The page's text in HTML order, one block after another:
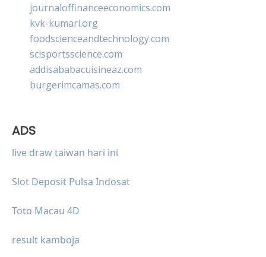
journaloffinanceeconomics.com
kvk-kumari.org
foodscienceandtechnology.com
scisportsscience.com
addisababacuisineaz.com
burgerimcamas.com
ADS
live draw taiwan hari ini
Slot Deposit Pulsa Indosat
Toto Macau 4D
result kamboja